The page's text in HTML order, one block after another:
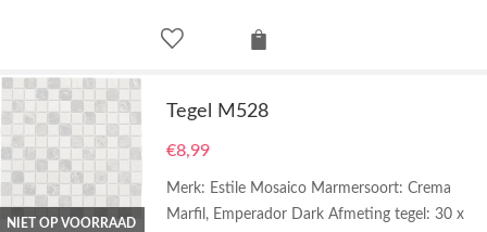
NIET OP VOORRAAD
Tegel M528
€8,99
Merk: Estile Mosaico Marmersoort: Crema
Marfil, Emperador Dark Afmeting tegel: 30 x